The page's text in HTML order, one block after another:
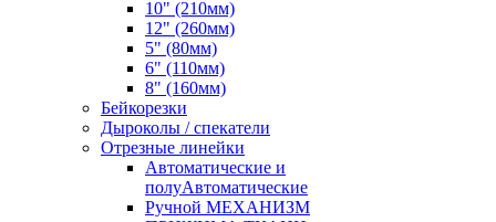
10" (210мм)
12" (260мм)
5" (80мм)
6" (110мм)
8" (160мм)
Бейкорезки
Дыроколы / спекатели
Отрезные линейки
Автоматические и
полуАвтоматические
Ручной МЕХАНИЗМ